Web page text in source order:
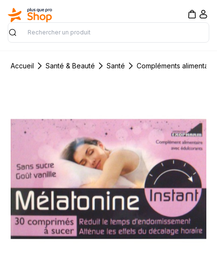
Rechercher
Accueil Santé & Beauté Santé Compléments alimentaire